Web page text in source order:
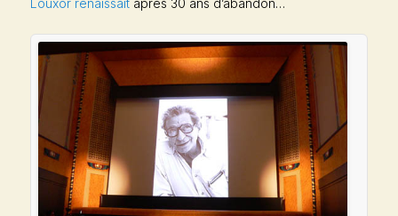
Louxor renaissait après 30 ans d’abandon…